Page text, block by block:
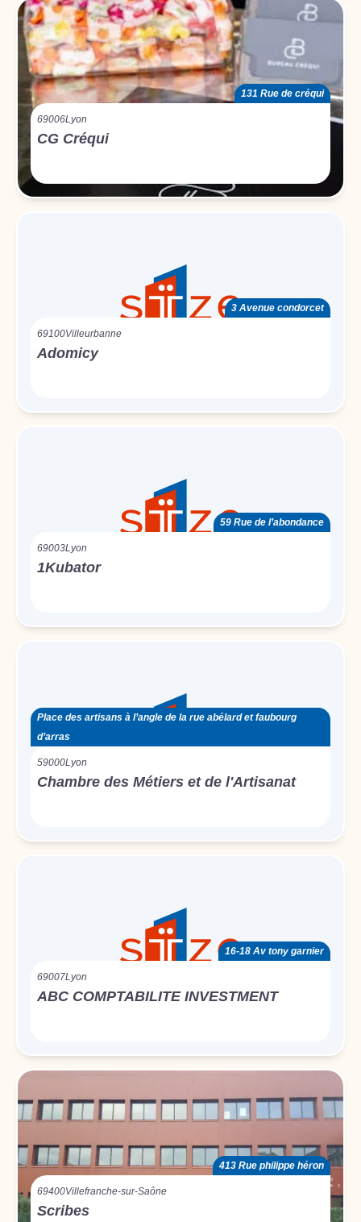
131 Rue de créqui
69006Lyon
CG Créqui
3 Avenue condorcet
69100Villeurbanne
Adomicy
59 Rue de l’abondance
69003Lyon
1Kubator
Place des artisans à l’angle de la rue abélard et faubourg
d’arras
59000Lyon
Chambre des Métiers et de l'Artisanat
16-18 Av tony garnier
69007Lyon
ABC COMPTABILITE INVESTMENT
413 Rue philippe héron
69400Villefranche-sur-Saône
Scribes